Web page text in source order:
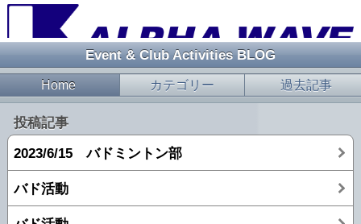
Event & Club Activities BLOG
Home カテゴリー 過去記事
投稿記事
2023/6/15 バドミントン部
バド活動